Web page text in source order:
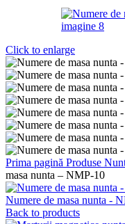
Click to enlarge
Prima pagină Produse
masa nunta – NMP-10
Numere de masa nunta -
Back to products